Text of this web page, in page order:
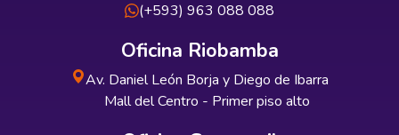
(+593) 963 088 088
Oficina Riobamba
Av. Daniel León Borja y Diego de Ibarra
Mall del Centro - Primer piso alto